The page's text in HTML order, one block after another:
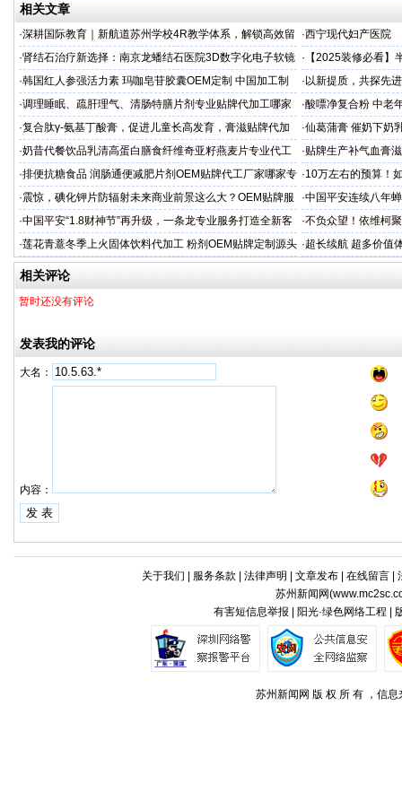
相关文章
·深耕国际教育｜新航道苏州学校4R教学体系，解锁高效留
学备考之路
·西宁现代妇产医院
·肾结石治疗新选择：南京龙蟠结石医院3D数字化电子软镜
保肾取石术
· 【2025装修必看
你省下3万冤枉钱！
·韩国红人参强活力素 玛咖皂苷胶囊OEM定制 中国加工制
造商
· 以新提质，共探先
·调理睡眠、疏肝理气、清肠特膳片剂专业贴牌代加工哪家
专业
·酸嘌净复合粉 中老
·复合肽γ-氨基丁酸膏，促进儿童长高发育，膏滋贴牌代加
工厂家
·仙葛蒲膏 催奶下奶
家
·奶昔代餐饮品乳清高蛋白膳食纤维奇亚籽燕麦片专业代工
厂家
·贴牌生产补气血膏
·排便抗糖食品 润肠通便减肥片剂OEM贴牌代工厂家哪家专
业
·10万左右的预算！
·震惊，碘化钾片防辐射未来商业前景这么大？OEM贴牌服
务商
·中国平安连续八年
品牌"
·中国平安“1.8财神节”再升级，一条龙专业服务打造全新客
户体验
·不负众望！依维柯
·莲花青薏冬季上火固体饮料代加工 粉剂OEM贴牌定制源头
工厂
·超长续航 超多价值
车多用
相关评论
暂时还没有评论
发表我的评论
大名：
内容：
关于我们 服务条款 法律声明 文章发布| 在线留言|
苏州新闻网(
有害短信息举报 | 阳光·绿色网络工程 |
苏州新闻网 版 权 所 有 ，信